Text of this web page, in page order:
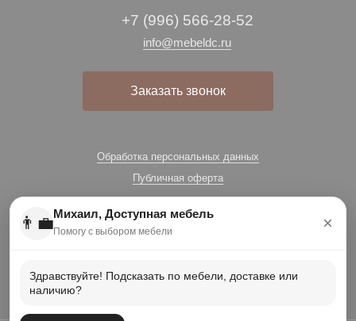
+7 (996) 566-28-52
info@mebeldc.ru
Заказать звонок
Обработка персональных данных
Публичная оферта
👨‍💼Михаил, Доступная мебель
Помогу с выбором мебели ×
Здравствуйте! Подсказать по мебели, доставке или
наличию?